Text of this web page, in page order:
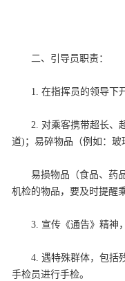
二、引导员职责：
1. 在指挥员的领导下
2. 对乘客携带超长、
道)；易碎物品（例如：玻
易损物品（食品、药
机检的物品，要及时提醒
3. 宣传《通告》精神
4. 遇特殊群体，包括
手检员进行手检。